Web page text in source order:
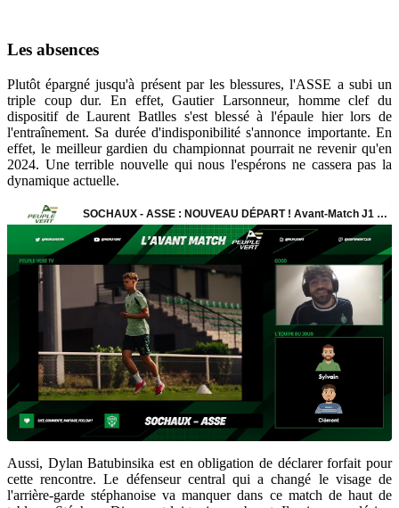
Les absences
Plutôt épargné jusqu'à présent par les blessures, l'ASSE a subi un
triple coup dur. En effet, Gautier Larsonneur, homme clef du
dispositif de Laurent Batlles s'est blessé à l'épaule hier lors de
l'entraînement. Sa durée d'indisponibilité s'annonce importante. En
effet, le meilleur gardien du championnat pourrait ne revenir qu'en
2024. Une terrible nouvelle qui nous l'espérons ne cassera pas la
dynamique actuelle.
Aussi, Dylan Batubinsika est en obligation de déclarer forfait pour
cette rencontre. Le défenseur central qui a changé le visage de
l'arrière-garde stéphanoise va manquer dans ce match de haut de